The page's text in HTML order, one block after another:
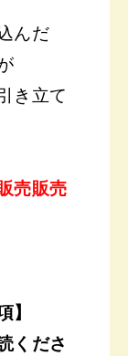
んだ
き立て
売販売
】
くださ